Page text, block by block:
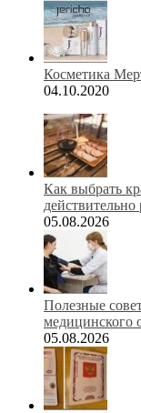
Косметика
04.10.2020
Как выбрать
действительно
05.08.2026
Полезные
медицинского
05.08.2026